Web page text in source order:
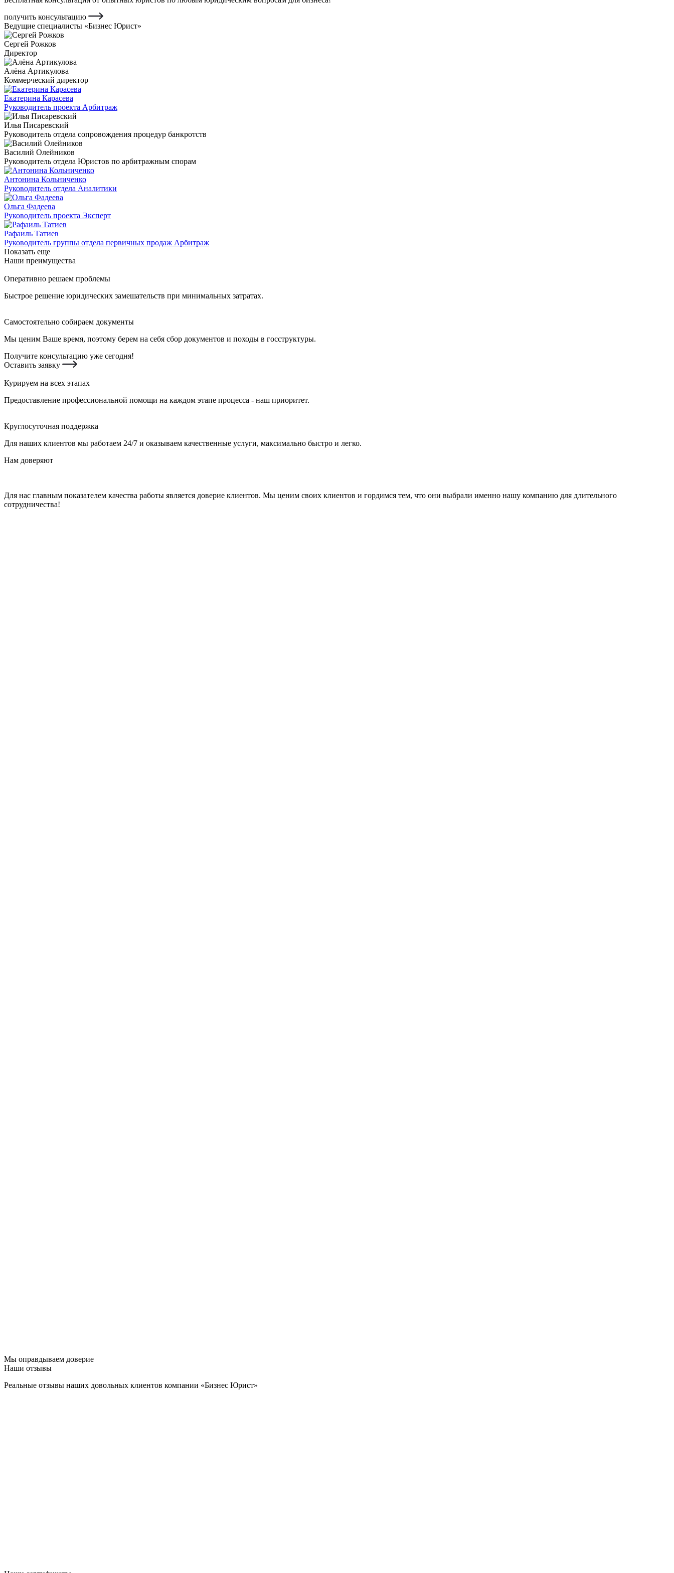
получить консультацию
Ведущие специалисты «Бизнес Юрист»
Сергей Рожков
Директор
Алёна Артикулова
Коммерческий директор
Екатерина Карасева
Руководитель проекта Арбитраж
Илья Писаревский
Руководитель отдела сопровождения процедур банкротств
Василий Олейников
Руководитель отдела Юристов по арбитражным спорам
Антонина Кольниченко
Руководитель отдела Аналитики
Ольга Фадеева
Руководитель проекта Эксперт
Рафаиль Татиев
Руководитель группы отдела первичных продаж Арбитраж
Показать еще
Наши преимущества
Оперативно решаем проблемы
Быстрое решение юридических замешательств при минимальных затратах.
Самостоятельно собираем документы
Мы ценим Ваше время, поэтому берем на себя сбор документов и походы в госструктуры.
Получите консультацию уже сегодня!
Оставить заявку
Курируем на всех этапах
Предоставление профессиональной помощи на каждом этапе процесса - наш приоритет.
Круглосуточная поддержка
Для наших клиентов мы работаем 24/7 и оказываем качественные услуги, максимально быстро и легко.
Нам доверяют
Для нас главным показателем качества работы является доверие клиентов. Мы ценим своих клиентов и гордимся тем, что они выбрали именно нашу компанию для длительного
сотрудничества!
Мы оправдываем доверие
Наши отзывы
Реальные отзывы наших довольных клиентов компании «Бизнес Юрист»